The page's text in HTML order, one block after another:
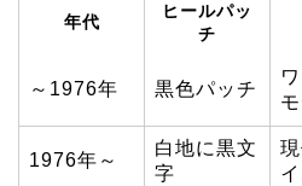
年代
ヒールパッ
チ
～1976年 黒色パッチ
1976年～
白地に黒文
字